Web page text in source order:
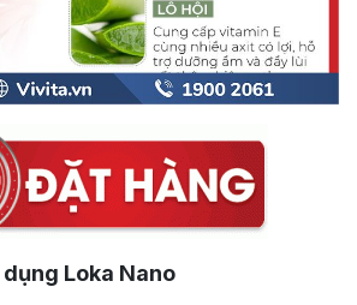
Loka Nano